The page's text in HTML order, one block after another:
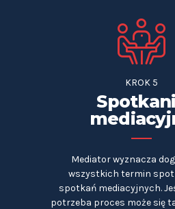
KROK 5
Mediator wyznacza
wszystkich termin
spotkań mediacyjnych.
potrzeba proces może się